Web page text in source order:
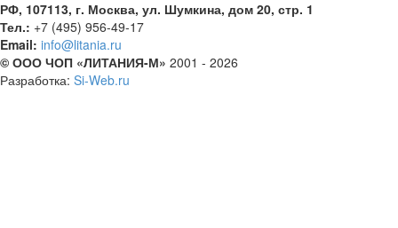
РФ, 107113, г. Москва, ул. Шумкина, дом 20, стр. 1
Тел.: +7 (495) 956-49-17
Email: info@litania.ru
© ООО ЧОП «ЛИТАНИЯ-М» 2001 - 2026
Разработка: Si-Web.ru